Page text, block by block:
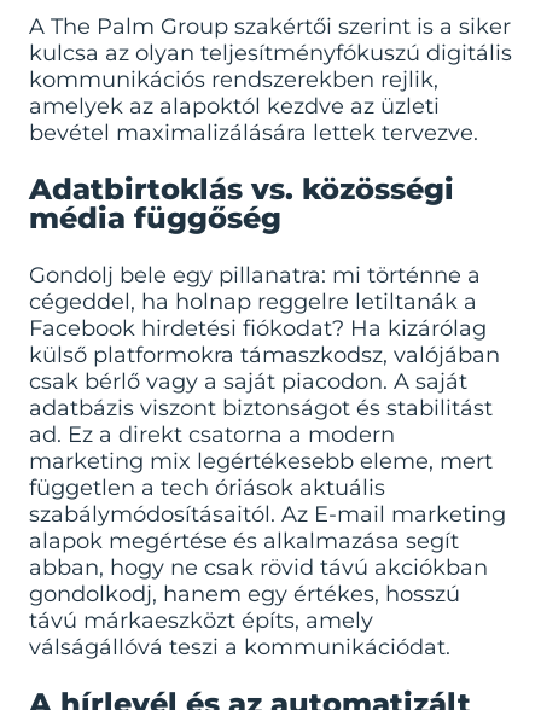
A The Palm Group szakértői szerint is a siker
kulcsa az olyan teljesítményfókuszú digitális
kommunikációs rendszerekben rejlik,
amelyek az alapoktól kezdve az üzleti
bevétel maximalizálására lettek tervezve.
Adatbirtoklás vs. közösségi
média függőség
Gondolj bele egy pillanatra: mi történne a
cégeddel, ha holnap reggelre letiltanák a
Facebook hirdetési fiókodat? Ha kizárólag
külső platformokra támaszkodsz, valójában
csak bérlő vagy a saját piacodon. A saját
adatbázis viszont biztonságot és stabilitást
ad. Ez a direkt csatorna a modern
marketing mix legértékesebb eleme, mert
független a tech óriások aktuális
szabálymódosításaitól. Az E-mail marketing
alapok megértése és alkalmazása segít
abban, hogy ne csak rövid távú akciókban
gondolkodj, hanem egy értékes, hosszú
távú márkaeszközt építs, amely
válságállóvá teszi a kommunikációdat.